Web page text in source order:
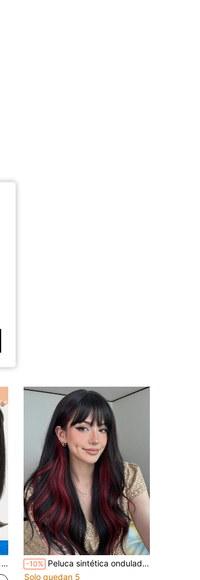
-10% Peluca sintética ondulada larga de 26 pulgadas con reflejos rojos, resistente al calor, con capas naturales, cabello largo rizado con flequillo, peluca sintética resistente al calor, peluca sintética recta a la altura de los hombros para uso diario, fiesta, cosplay, Halloween, regalos de graduación de verano
Solo quedan 5